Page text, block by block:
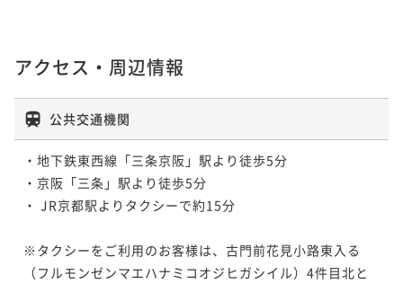
アクセス・周辺情報
公共交通機関
・地下鉄東西線「三条京阪」駅より徒歩5分
・京阪「三条」駅より徒歩5分
・ JR京都駅よりタクシーで約15分
※タクシーをご利用のお客様は、古門前花見小路東入る
（フルモンゼンマエハナミコオジヒガシイル）4件目北と